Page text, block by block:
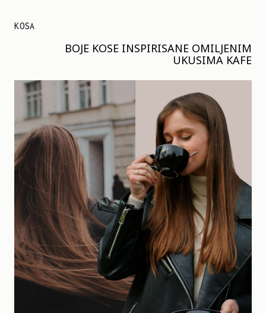
KOSA
BOJE KOSE INSPIRISANE OMILJENIM
UKUSIMA KAFE